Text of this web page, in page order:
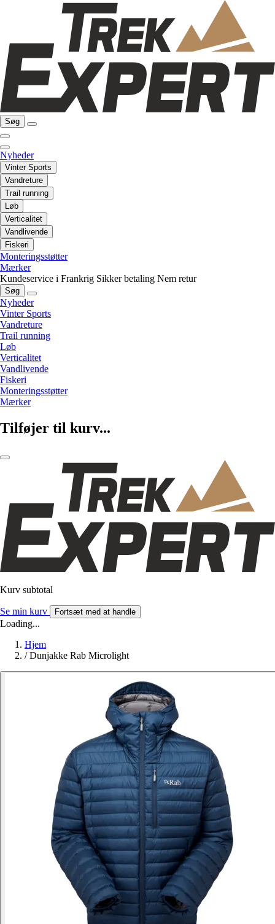
Søg
Nyheder
Vinter Sports
Vandreture
Trail running
Løb
Verticalitet
Vandlivende
Fiskeri
Monteringsstøtter
Mærker
Kundeservice i Frankrig Sikker betaling Nem retur
Søg
Nyheder
Vinter Sports
Vandreture
Trail running
Løb
Verticalitet
Vandlivende
Fiskeri
Monteringsstøtter
Mærker
Tilføjer til kurv...
Kurv subtotal
Se min kurv Fortsæt med at handle
Loading...
Hjem
/ Dunjakke Rab Microlight